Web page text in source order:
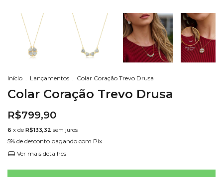
Início . Lançamentos . Colar Coração Trevo Drusa
Colar Coração Trevo Drusa
R$799,90
6 x de R$133,32 sem juros
5% de desconto pagando com Pix
Ver mais detalhes